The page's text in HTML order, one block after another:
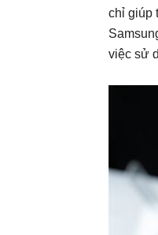
chỉ giúp
việc sử